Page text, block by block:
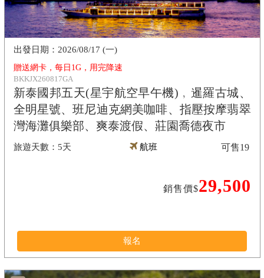
贈送網卡，每日1G，用完降速
BKKJX260817GA
新泰國邦五天(星宇航空早午機)﹐暹羅古城、
全明星號、班尼迪克網美咖啡、指壓按摩翡翠
灣海灘俱樂部、爽泰渡假、莊園喬德夜市
5天
2026/08/17 (一)
航班
銷售價$29,500
可售19
報名